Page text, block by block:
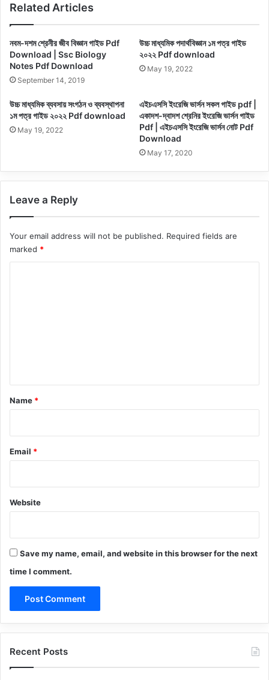
Related Articles
নবম-দশম শ্রেনীর জীব বিজ্ঞান গাইড Pdf
Download | Ssc Biology
Notes Pdf Download
September 14, 2019
উচ্চ মাধ্যমিক পদার্থবিজ্ঞান ১ম পত্র গাইড
২০২২ Pdf download
May 19, 2022
উচ্চ মাধ্যমিক ব্যবসায় সংগঠন ও ব্যবস্থাপনা
১ম পত্র গাইড ২০২২ Pdf download
May 19, 2022
এইচএসসি ইংরেজি ভার্সন সকল গাইড pdf |
একাদশ-দ্বাদশ শ্রেনির ইংরেজি ভার্সন গাইড
Pdf | এইচএসসি ইংরেজি ভার্সন নোট Pdf
Download
May 17, 2020
Leave a Reply
Your email address will not be published. Required fields are
marked *
*
Name *
Email *
Website
Save my name, email, and website in this browser for the next
time I comment.
Recent Posts